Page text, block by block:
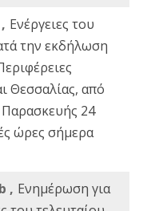
Ενέργειες του
την εκδήλωση
Θεσσαλίας, από
Παρασκευής 24
ώρες σήμερα
, Ενημέρωση για